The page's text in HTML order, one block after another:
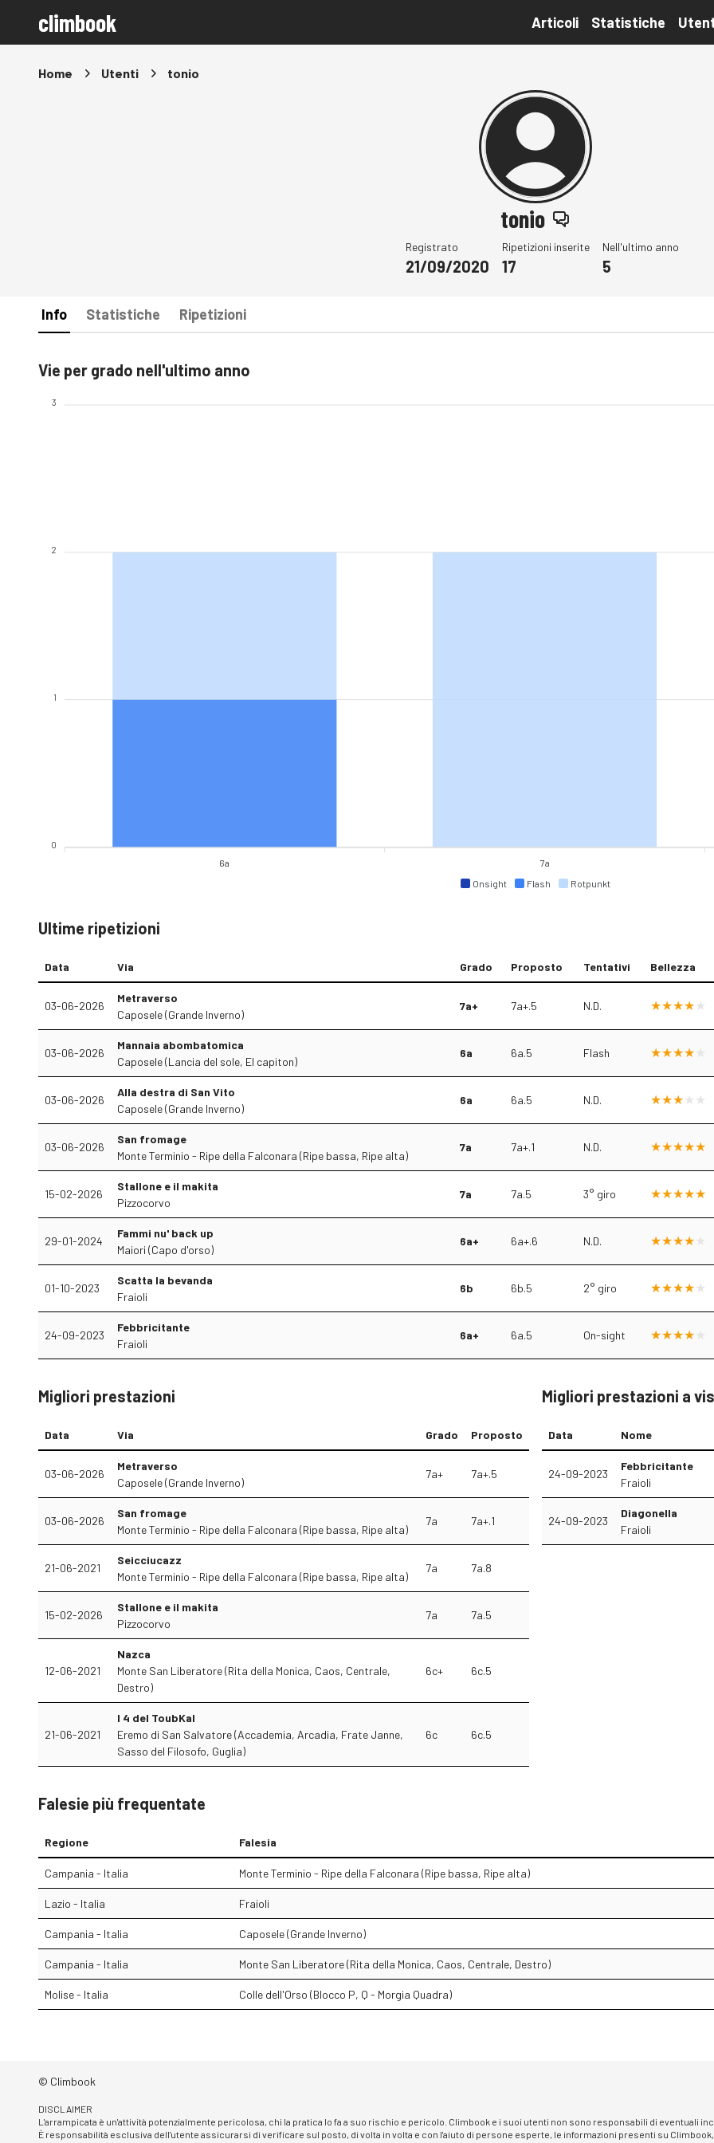
climbook Articoli Statistiche
Home Utenti tonio
tonio
Registrato
21/09/2020
Ripetizioni inserite
17
Nell'ultimo anno
5
Info Statistiche Ripetizioni
Vie per grado nell'ultimo anno
Onsight Flash Rotpunkt
3
2
1
0
6a 7a
Ultime ripetizioni
Data Via Grado Proposto Tentativi Bellezza
03-06-2026
Metraverso
Caposele (Grande Inverno)
7a+ 7a+.5 N.D.
03-06-2026
Mannaia abombatomica
Caposele (Lancia del sole, El capiton)
6a 6a.5 Flash
03-06-2026
Alla destra di San Vito
Caposele (Grande Inverno)
6a 6a.5 N.D.
03-06-2026
San fromage
Monte Terminio - Ripe della Falconara (Ripe bassa, Ripe alta)
7a 7a+.1 N.D.
15-02-2026
Stallone e il makita
Pizzocorvo
7a 7a.5 3° giro
29-01-2024
Fammi nu' back up
Maiori (Capo d'orso)
6a+ 6a+.6 N.D.
01-10-2023
Scatta la bevanda
Fraioli
6b 6b.5 2° giro
24-09-2023
Febbricitante
Fraioli
6a+ 6a.5 On-sight
Migliori prestazioni
Data Via Grado Proposto
03-06-2026
Metraverso
Caposele (Grande Inverno)
7a+ 7a+.5
03-06-2026
San fromage
Monte Terminio - Ripe della Falconara (Ripe bassa, Ripe alta)
7a 7a+.1
21-06-2021
Seicciucazz
Monte Terminio - Ripe della Falconara (Ripe bassa, Ripe alta)
7a 7a.8
15-02-2026
Stallone e il makita
Pizzocorvo
7a 7a.5
12-06-2021
Nazca
Monte San Liberatore (Rita della Monica, Caos, Centrale,
Destro)
6c+ 6c.5
21-06-2021
I 4 del ToubKal
Eremo di San Salvatore (Accademia, Arcadia, Frate Janne,
Sasso del Filosofo, Guglia)
6c 6c.5
Migliori prestazioni a
Data Nome
24-09-2023
Febbricitante
Fraioli
24-09-2023
Diagonella
Fraioli
Falesie più frequentate
Regione Falesia
Campania - Italia Monte Terminio - Ripe della Falconara (Ripe bassa, Ripe alta)
Lazio - Italia Fraioli
Campania - Italia Caposele (Grande Inverno)
Campania - Italia Monte San Liberatore (Rita della Monica, Caos, Centrale, Destro)
Molise - Italia Colle dell'Orso (Blocco P, Q - Morgia Quadra)
© Climbook
DISCLAIMER
L'arrampicata è un'attività potenzialmente pericolosa, chi la pratica lo fa a suo rischio e pericolo. Climbook e i suoi utenti non sono responsabili di eventuali
È responsabilità esclusiva dell'utente assicurarsi di verificare sul posto, di volta in volta e con l'aiuto di persone esperte, le informazioni presenti su